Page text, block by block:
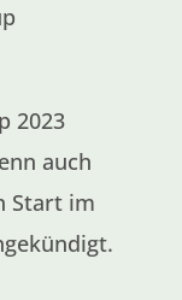
2023
auch
Start im